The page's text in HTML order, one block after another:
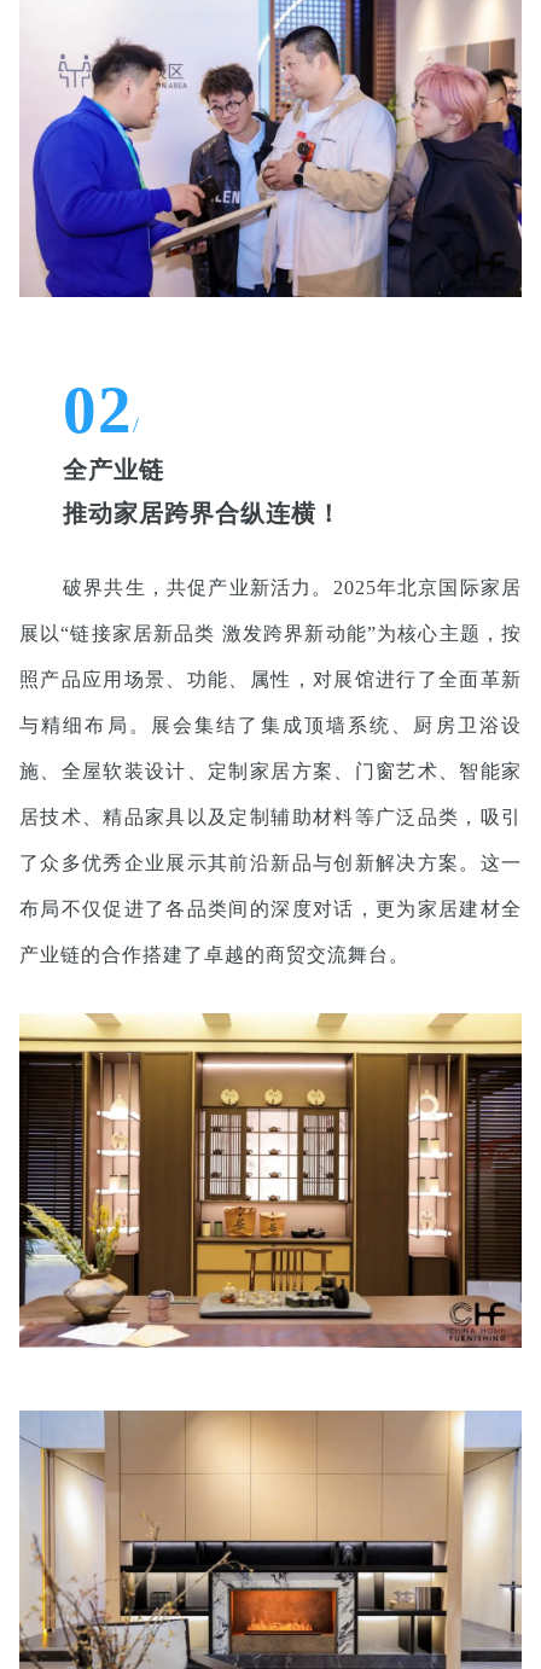
02/
全产业链
推动家居跨界合纵连横！
破界共生，共促产业新活力。2025年北京国际家居
展以“链接家居新品类 激发跨界新动能”为核心主题，按
照产品应用场景、功能、属性，对展馆进行了全面革新
与精细布局。展会集结了集成顶墙系统、厨房卫浴设
施、全屋软装设计、定制家居方案、门窗艺术、智能家
居技术、精品家具以及定制辅助材料等广泛品类，吸引
了众多优秀企业展示其前沿新品与创新解决方案。这一
布局不仅促进了各品类间的深度对话，更为家居建材全
产业链的合作搭建了卓越的商贸交流舞台。